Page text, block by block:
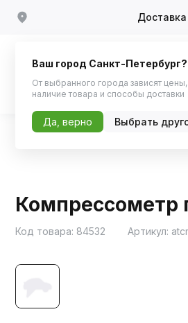
Компрессометр
Код товара: 84532 Артикул:
Ваш город Санкт-Петербург?
От выбранного города зависят цены,
наличие товара и способы доставки
Да, верно Выбрать